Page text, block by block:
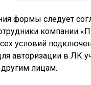
формы следует
компании
условий
авторизации в ЛК
лицам.